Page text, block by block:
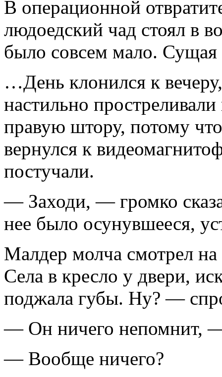
В операционной
людоедский чад стоял в
было совсем мало. Сущая
…День клонился к
настильно
правую штору, потому
вернулся к
постучали.
— Заходи, — громко
нее было осунувшееся,
Малдер молча смотрел
Села в кресло у двери,
поджала губы. Ну? —
— Он ничего непомнит, —
— Вообще ничего?